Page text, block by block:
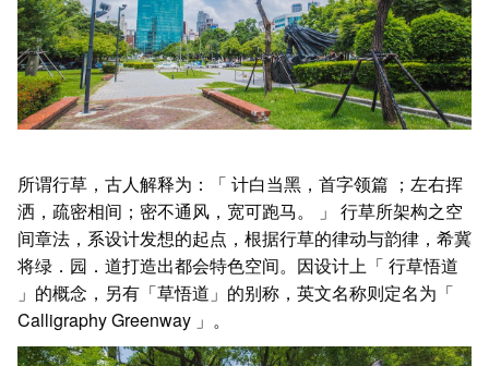
所谓行草，古人解释为：「 计白当黑，首字领篇 ；左右挥
洒，疏密相间；密不通风，宽可跑马。 」 行草所架构之空
间章法，系设计发想的起点，根据行草的律动与韵律，希冀
将绿．园．道打造出都会特色空间。因设计上「 行草悟道
」的概念，另有「草悟道」的别称，英文名称则定名为「
Calligraphy Greenway 」。